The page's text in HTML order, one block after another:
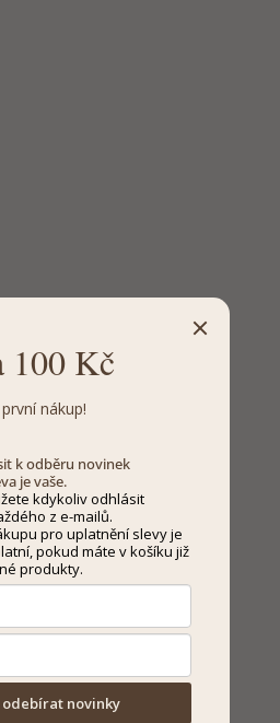
100 Kč
nákup!
k odběru novinek
je vaše.
kdykoliv odhlásit
z e-mailů.
pro uplatnění slevy je
pokud máte v košíku již
produkty.
odebírat novinky